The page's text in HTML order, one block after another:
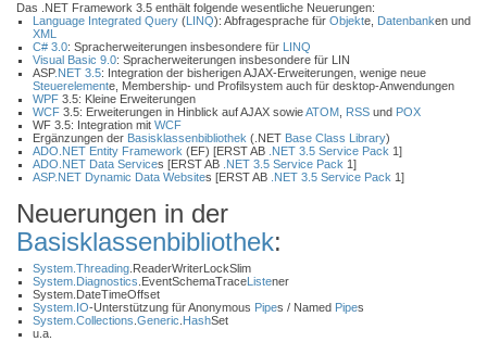
Das .NET Framework 3.5 enthält folgende wesentliche Neuerungen:
Language Integrated Query (LINQ): Abfragesprache für Objekte, Datenbanken und
XML
C# 3.0: Spracherweiterungen insbesondere für LINQ
Visual Basic 9.0: Spracherweiterungen insbesondere für LIN
ASP.NET 3.5: Integration der bisherigen AJAX-Erweiterungen, wenige neue
Steuerelemente, Membership- und Profilsystem auch für desktop-Anwendungen
WPF 3.5: Kleine Erweiterungen
WCF 3.5: Erweiterungen in Hinblick auf AJAX sowieATOM RSS und POX
WF 3.5: Integration mit WCF
Ergänzungen der Basisklassenbibliothek (.NET Base Class Library)
ADO.NET Entity Framework (EF) [ERST AB .NET 3.5 Service Pack 1]
ADO.NET Data Services [ERST AB .NET 3.5 Service Pack 1]
ASP.NET Dynamic Data Websites [ERST AB .NET 3.5 Service Pack 1]
Neuerungen in der
Basisklassenbibliothek:
System.Threading .ReaderWriterLockSlim
System.Diagnostics .EventSchemaTraceListener
System.DateTimeOffset
System.IO-Unterstützung für Anonymous Pipes / Named Pipes
System.Collections Generic HashSet
u.a.